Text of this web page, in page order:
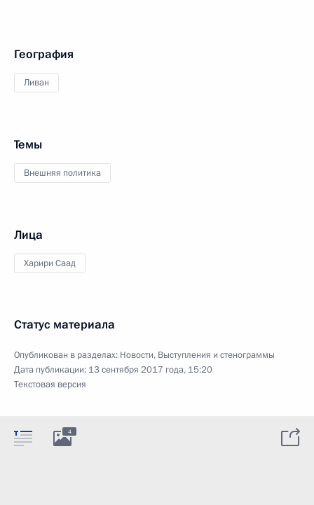
География
Ливан
Темы
Внешняя политика
Лица
Харири Саад
Статус материала
Опубликован в разделах: Новости, Выступления и стенограммы
Дата публикации: 13 сентября 2017 года, 15:20
Текстовая версия
4